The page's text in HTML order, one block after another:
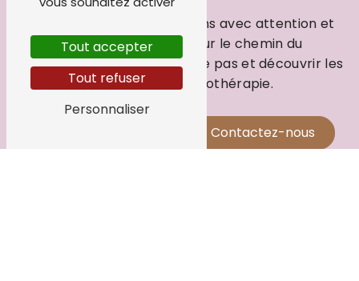
Elle répondra à vos questions avec attention et
vous accompagnera sur le chemin du
changement. Osez franchir le pas et découvrir les
bienfaits de l’hypnothérapie.
Contactez-nous
Tout accepter
Tout refuser
Personnaliser